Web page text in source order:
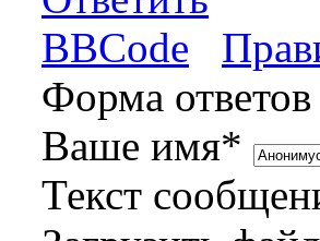
BBCode
Форма ответов
Ваше имя*
Текст